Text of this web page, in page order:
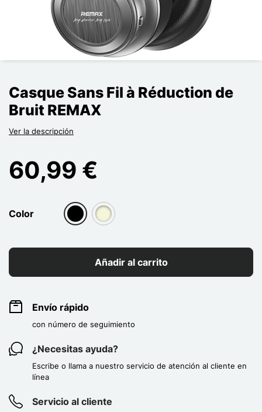
Casque Sans Fil à Réduction de
Bruit REMAX
Ver la descripción
60,99 €
Color
group[3]group[3]
Añadir al carrito
Envío rápido
con número de seguimiento
¿Necesitas ayuda?
Escribe o llama a nuestro servicio de atención al cliente en
línea
Servicio al cliente